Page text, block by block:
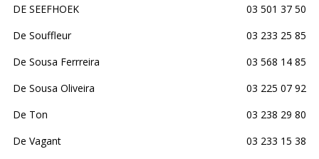
DE SEEFHOEK
03 501 37 50
De Souffleur
03 233 25 85
De Sousa Ferrreira
03 568 14 85
De Sousa Oliveira
03 225 07 92
De Ton
03 238 29 80
De Vagant
03 233 15 38